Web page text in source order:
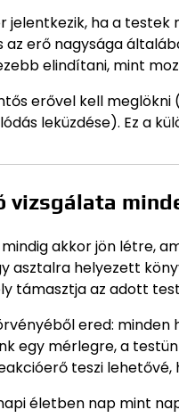
jelentkezik, ha a
erő nagysága
elindítani, mint
erővel kell
leküzdése). Ez a
vizsgálata
akkor jön létre,
asztalra helyezett
támasztja az adott
ered: minden
egy mérlegre, a
teszi
életben nap mint